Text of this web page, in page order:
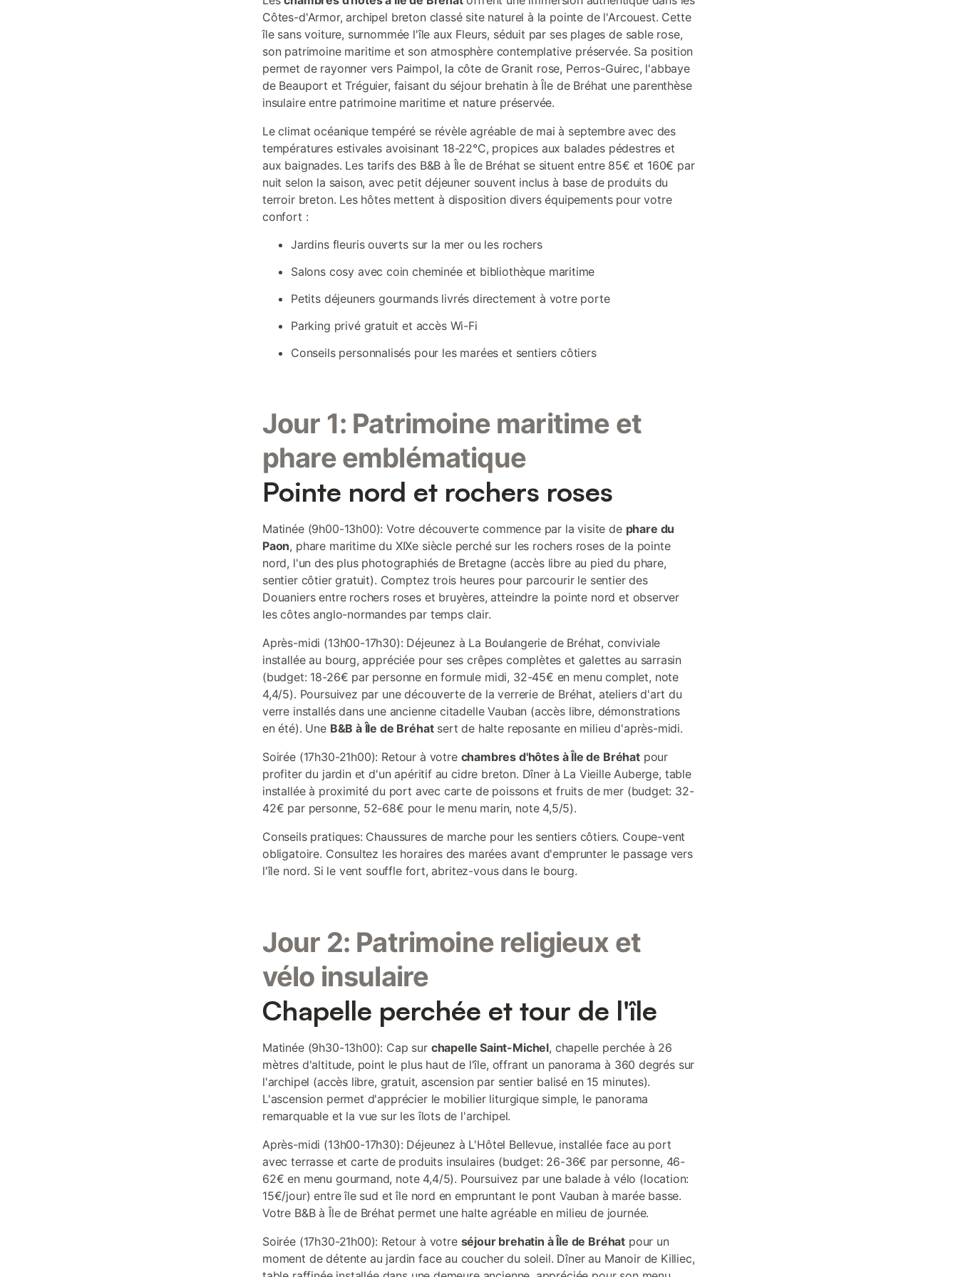
Côtes-d'Armor, archipel breton classé site naturel à la pointe de l'Arcouest. Cette
île sans voiture, surnommée l'île aux Fleurs, séduit par ses plages de sable rose,
son patrimoine maritime et son atmosphère contemplative préservée. Sa position
permet de rayonner vers Paimpol, la côte de Granit rose, Perros-Guirec, l'abbaye
de Beauport et Tréguier, faisant du séjour brehatin à Île de Bréhat une parenthèse
insulaire entre patrimoine maritime et nature préservée.
Le climat océanique tempéré se révèle agréable de mai à septembre avec des
températures estivales avoisinant 18-22°C, propices aux balades pédestres et
aux baignades. Les tarifs des B&B à Île de Bréhat se situent entre 85€ et 160€ par
nuit selon la saison, avec petit déjeuner souvent inclus à base de produits du
terroir breton. Les hôtes mettent à disposition divers équipements pour votre
confort :
Jardins fleuris ouverts sur la mer ou les rochers
Salons cosy avec coin cheminée et bibliothèque maritime
Petits déjeuners gourmands livrés directement à votre porte
Parking privé gratuit et accès Wi-Fi
Conseils personnalisés pour les marées et sentiers côtiers
Jour 1: Patrimoine maritime et
phare emblématique
Pointe nord et rochers roses
Matinée (9h00-13h00): Votre découverte commence par la visite de phare du
Paon, phare maritime du XIXe siècle perché sur les rochers roses de la pointe
nord, l'un des plus photographiés de Bretagne (accès libre au pied du phare,
sentier côtier gratuit). Comptez trois heures pour parcourir le sentier des
Douaniers entre rochers roses et bruyères, atteindre la pointe nord et observer
les côtes anglo-normandes par temps clair.
Après-midi (13h00-17h30): Déjeunez à La Boulangerie de Bréhat, conviviale
installée au bourg, appréciée pour ses crêpes complètes et galettes au sarrasin
(budget: 18-26€ par personne en formule midi, 32-45€ en menu complet, note
4,4/5). Poursuivez par une découverte de la verrerie de Bréhat, ateliers d'art du
verre installés dans une ancienne citadelle Vauban (accès libre, démonstrations
en été). Une B&B à Île de Bréhatsert de halte reposante en milieu d'après-midi.
Soirée (17h30-21h00): Retour à votre chambres d'hôtes à Île de Bréhatpour
profiter du jardin et d'un apéritif au cidre breton. Dîner à La Vieille Auberge, table
installée à proximité du port avec carte de poissons et fruits de mer (budget: 32-
42€ par personne, 52-68€ pour le menu marin, note 4,5/5).
Conseils pratiques: Chaussures de marche pour les sentiers côtiers. Coupe-vent
obligatoire. Consultez les horaires des marées avant d'emprunter le passage vers
l'île nord. Si le vent souffle fort, abritez-vous dans le bourg.
Jour 2: Patrimoine religieux et
vélo insulaire
Chapelle perchée et tour de l'île
Matinée (9h30-13h00): Cap sur chapelle Saint-Michel, chapelle perchée à 26
mètres d'altitude, point le plus haut de l'île, offrant un panorama à 360 degrés sur
l'archipel (accès libre, gratuit, ascension par sentier balisé en 15 minutes).
L'ascension permet d'apprécier le mobilier liturgique simple, le panorama
remarquable et la vue sur les îlots de l'archipel.
Après-midi (13h00-17h30): Déjeunez à L'Hôtel Bellevue, installée face au port
avec terrasse et carte de produits insulaires (budget: 26-36€ par personne, 46-
62€ en menu gourmand, note 4,4/5). Poursuivez par une balade à vélo (location:
15€/jour) entre île sud et île nord en empruntant le pont Vauban à marée basse.
Votre B&B à Île de Bréhat permet une halte agréable en milieu de journée.
Soirée (17h30-21h00): Retour à votre séjour brehatin à Île de Bréhat pour un
moment de détente au jardin face au coucher du soleil. Dîner au Manoir de Killiec,